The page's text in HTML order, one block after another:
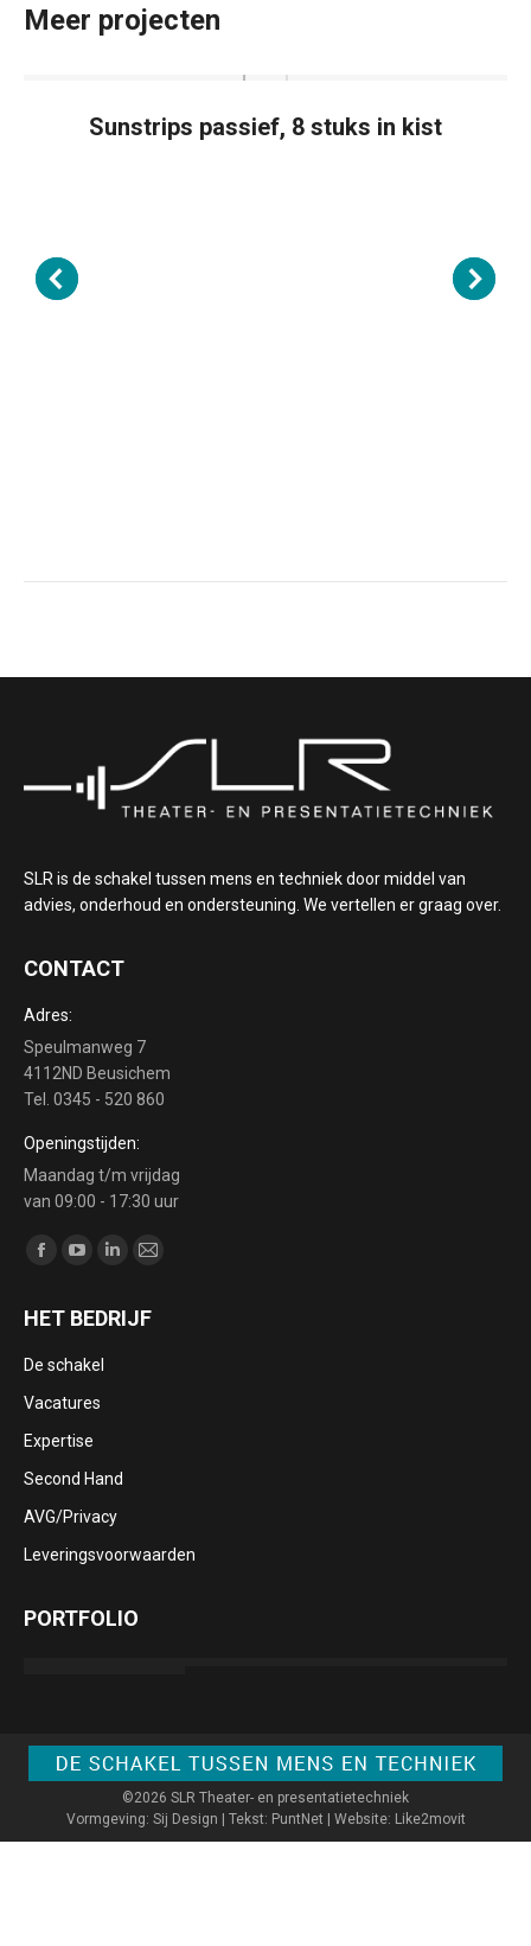
Meer projecten
Sunstrips passief, 8 stuks in kist
SLR is de schakel tussen mens en techniek door middel van
advies, onderhoud en ondersteuning. We vertellen er graag over.
CONTACT
Adres:
Speulmanweg 7
4112ND Beusichem
Tel. 0345 - 520 860
Openingstijden:
Maandag t/m vrijdag
van 09:00 - 17:30 uur
Vind ons op:
Facebook
opens
YouTube
opens
in
Linkedin
opens
Mail
opens
HET BEDRIJF
De schakel
Vacatures
Expertise
Second Hand
AVG/Privacy
Leveringsvoorwaarden
PORTFOLIO
©2026 SLR Theater- en presentatietechniek
Vormgeving: Sij Design | Tekst: PuntNet | Website: Like2movit